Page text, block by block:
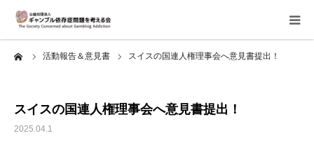
活動報告＆意見書 スイスの国連人権理事会へ意見書提出！
スイスの国連人権理事会へ意見書提出！
2025.04.1
当会について